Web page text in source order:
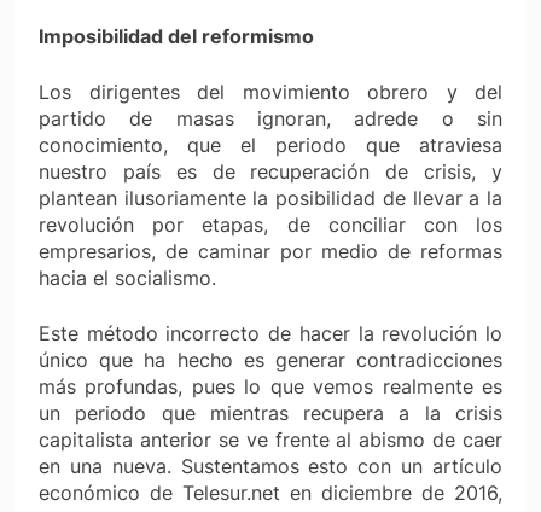
Imposibilidad del reformismo
Los dirigentes del movimiento obrero y del
partido de masas ignoran, adrede o sin
conocimiento, que el periodo que atraviesa
nuestro país es de recuperación de crisis, y
plantean ilusoriamente la posibilidad de llevar a la
revolución por etapas, de conciliar con los
empresarios, de caminar por medio de reformas
hacia el socialismo.
Este método incorrecto de hacer la revolución lo
único que ha hecho es generar contradicciones
más profundas, pues lo que vemos realmente es
un periodo que mientras recupera a la crisis
capitalista anterior se ve frente al abismo de caer
en una nueva. Sustentamos esto con un artículo
económico de Telesur.net en diciembre de 2016,